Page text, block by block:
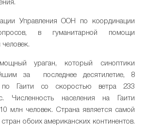
Управления ООН по координации
в гуманитарной помощи
ураган, который синоптики
за последнее десятилетие, 8
по Гаити со скоростью ветра 233
Численность населения на Гаити
млн человек. Страна является самой
обоих американских континентов.